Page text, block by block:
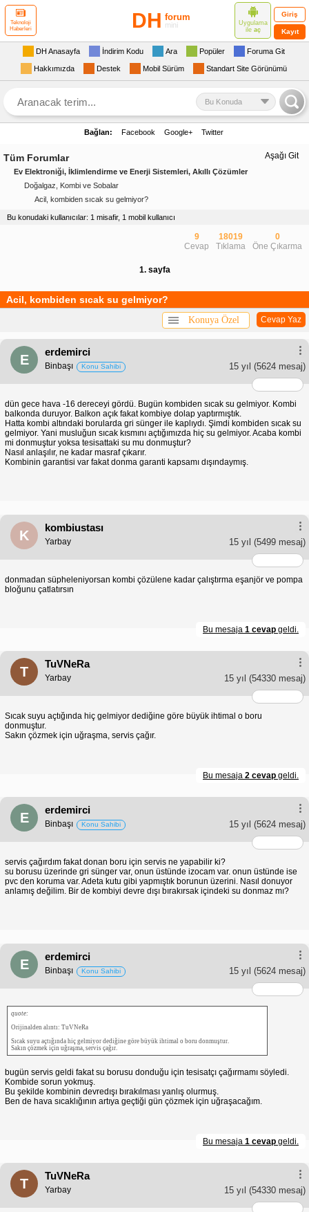
Teknoloji
Haberleri
DH forum
mini
Uygulama
ile aç
Giriş
Kayıt
DH Anasayfa İndirim Kodu Ara Popüler Foruma Git
Hakkımızda Destek Mobil Sürüm Standart Site Görünümü
Bu Konuda
Bağlan: Facebook Google+ Twitter
Aşağı Git
Tüm Forumlar
Ev Elektroniği, İklimlendirme ve Enerji Sistemleri, Akıllı Çözümler
Doğalgaz, Kombi ve Sobalar
Acil, kombiden sıcak su gelmiyor?
Bu konudaki kullanıcılar: 1 misafir, 1 mobil kullanıcı
9
Cevap
18019
Tıklama
0
Öne Çıkarma
1. sayfa
Acil, kombiden sıcak su gelmiyor?
Cevap Yaz
Konuya Özel
E
erdemirci
15 yıl (5624 mesaj)
Binbaşı Konu Sahibi
dün gece hava -16 dereceyi gördü. Bugün kombiden sıcak su gelmiyor. Kombi
balkonda duruyor. Balkon açık fakat kombiye dolap yaptırmıştık.
Hatta kombi altındaki borularda gri sünger ile kaplıydı. Şimdi kombiden sıcak su
gelmiyor. Yani musluğun sıcak kısmını açtığımızda hiç su gelmiyor. Acaba kombi
mi donmuştur yoksa tesisattaki su mu donmuştur?
Nasıl anlaşılır, ne kadar masraf çıkarır.
Kombinin garantisi var fakat donma garanti kapsamı dışındaymış.
K
kombiustası
15 yıl (5499 mesaj)
Yarbay
donmadan süpheleniyorsan kombi çözülene kadar çalıştırma eşanjör ve pompa
bloğunu çatlatırsın
Bu mesaja 1 cevap geldi.
T
TuVNeRa
15 yıl (54330 mesaj)
Yarbay
Sıcak suyu açtığında hiç gelmiyor dediğine göre büyük ihtimal o boru
donmuştur.
Sakın çözmek için uğraşma, servis çağır.
Bu mesaja 2 cevap geldi.
E
erdemirci
15 yıl (5624 mesaj)
Binbaşı Konu Sahibi
servis çağırdım fakat donan boru için servis ne yapabilir ki?
su borusu üzerinde gri sünger var, onun üstünde izocam var. onun üstünde ise
pvc den koruma var. Adeta kutu gibi yapmıştık borunun üzerini. Nasıl donuyor
anlamış değilim. Bir de kombiyi devre dışı bırakırsak içindeki su donmaz mı?
E
erdemirci
15 yıl (5624 mesaj)
Binbaşı Konu Sahibi
quote:
Orijinalden alıntı: TuVNeRa
Sıcak suyu açtığında hiç gelmiyor dediğine göre büyük ihtimal o boru donmuştur.
Sakın çözmek için uğraşma, servis çağır.
bugün servis geldi fakat su borusu donduğu için tesisatçı çağırmamı söyledi.
Kombide sorun yokmuş.
Bu şekilde kombinin devredışı bırakılması yanlış olurmuş.
Ben de hava sıcaklığının artıya geçtiği gün çözmek için uğraşacağım.
Bu mesaja 1 cevap geldi.
T
TuVNeRa
15 yıl (54330 mesaj)
Yarbay